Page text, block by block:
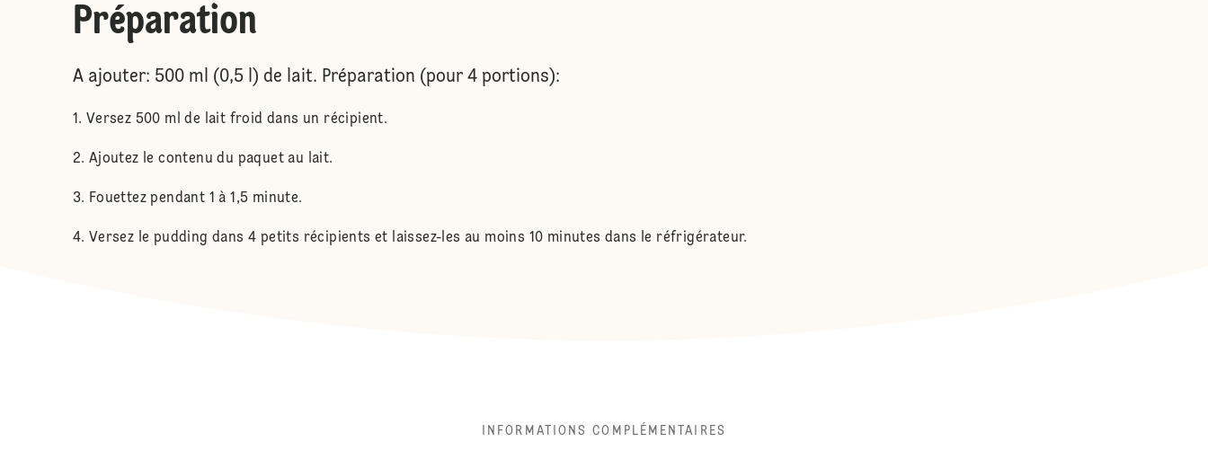
Préparation
A ajouter: 500 ml (0,5 l) de lait. Préparation (pour 4 portions):
Versez 500 ml de lait froid dans un récipient.
Ajoutez le contenu du paquet au lait.
Fouettez pendant 1 à 1,5 minute.
Versez le pudding dans 4 petits récipients et laissez-les au moins 10 minutes dans le réfrigérateur.
INFORMATIONS COMPLÉMENTAIRES